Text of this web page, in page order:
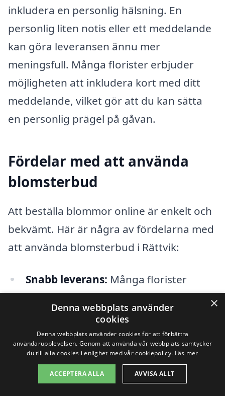
inkludera en personlig hälsning. En
personlig liten notis eller ett meddelande
kan göra leveransen ännu mer
meningsfull. Många florister erbjuder
möjligheten att inkludera kort med ditt
meddelande, vilket gör att du kan sätta
en personlig prägel på gåvan.
Fördelar med att använda
blomsterbud
Att beställa blommor online är enkelt och
bekvämt. Här är några av fördelarna med
att använda blomsterbud i Rättvik:
Snabb leverans: Många florister
erbjuder samma dags leverans, vilket
innebär att du kan skicka blommor på
kort varsel.
Brett utbud:Du kan välja bland ett
stort urval av blommor och buketter
×
Denna webbplats använder
cookies
Denna webbplats använder cookies för att förbättra
användarupplevelsen. Genom att använda vår webbplats samtycker
du till alla cookies i enlighet med vår cookiepolicy. Läs mer
ACCEPTERA ALLA AVVISA ALLT